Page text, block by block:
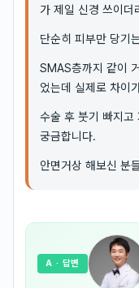
가 제일 신경 쓰이더
단순히 피부만 당기
SMAS층까지 같이
었는데 실제로 차이
수술 후 붓기 빠지고
궁금합니다.
안면거상 해보신 분
A · 답변